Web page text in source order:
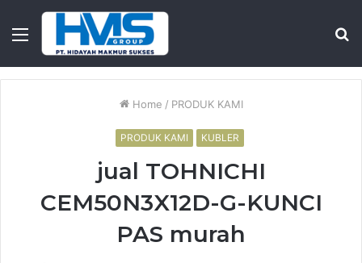
Menu
Home / PRODUK KAMI
PRODUK KAMI KUBLER
jual TOHNICHI
CEM50N3X12D-G-KUNCI
PAS murah